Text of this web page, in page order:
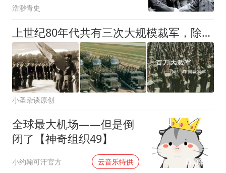
浩渺青史
上世纪80年代共有三次大规模裁军，除1985年“百万大裁军”外，另两次力度同样很大
小圣杂谈原创
全球最大机场——但是倒
闭了【神奇组织49】
小约翰可汗官方 云音乐特供 00:02